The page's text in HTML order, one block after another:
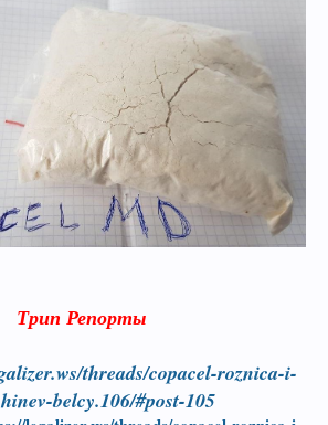
Трип Репорты
threads/copacel-roznica-i-
belcy.106/#post-105